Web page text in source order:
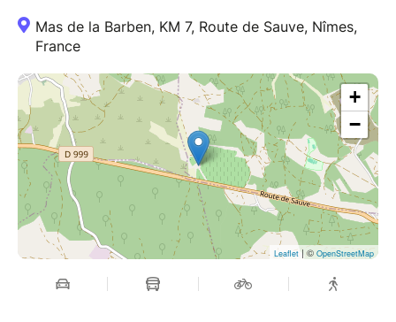
Mas de la Barben, KM 7, Route de Sauve, Nîmes,
France
+
−
Leaflet| © OpenStreetMap